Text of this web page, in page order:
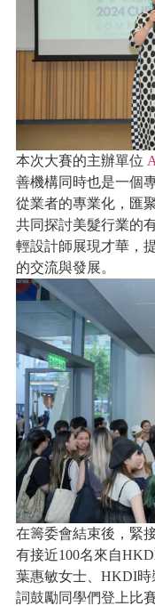
本次大賽的主辦單位
善機構同時也是一個
從業者的專業化，匯
共同探討美髮行業的
輕設計師展現才華，
的交流與發展。
在籌委會結束後，緊
有接近100名來自
葉惠敏女士、HKDI時
詞鼓勵同學們登上比